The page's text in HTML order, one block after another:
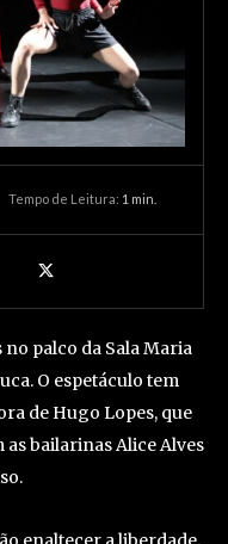
Tempo de Leitura: 1 min.
palco da Sala Maria
O espetáculo tem
de Hugo Lopes, que
bailarinas Alice Alves